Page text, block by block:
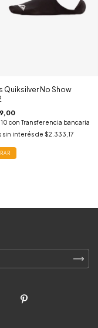
Quiksilver No Show
con Transferencia bancaria
sin interés de $2.333,17